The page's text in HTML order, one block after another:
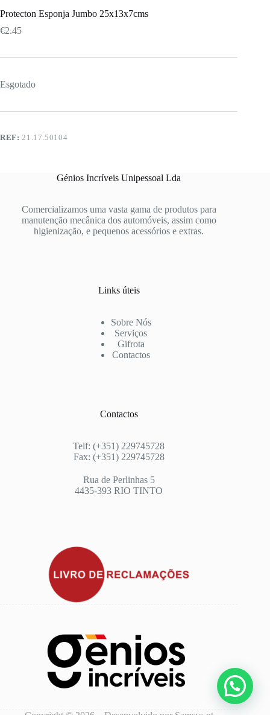
Protecton Esponja Jumbo 25x13x7cms
€2.45
Esgotado
REF: 21.17.50104
Génios Incríveis Unipessoal Lda
Comercializamos uma vasta gama de produtos para
manutenção mecânica dos automóveis, assim como
higienização, e pequenos acessórios e extras.
Links úteis
Sobre Nós
Serviços
Gifrota
Contactos
Contactos
Telf: (+351) 229745728
Fax: (+351) 229745728
Rua de Perlinhas 5
4435-393 RIO TINTO